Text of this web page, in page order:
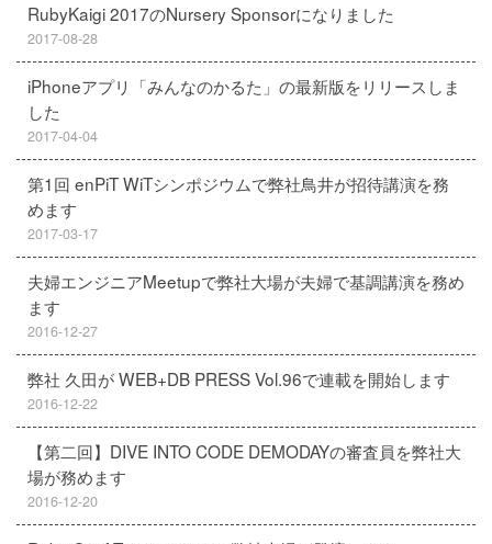
RubyKaigi 2017のNursery Sponsorになりました
2017-08-28
iPhoneアプリ「みんなのかるた」の最新版をリリースしま
した
2017-04-04
第1回 enPiT WiTシンポジウムで弊社鳥井が招待講演を務
めます
2017-03-17
夫婦エンジニアMeetupで弊社大場が夫婦で基調講演を務め
ます
2016-12-27
弊社 久田が WEB+DB PRESS Vol.96で連載を開始します
2016-12-22
【第二回】DIVE INTO CODE DEMODAYの審査員を弊社大
場が務めます
2016-12-20